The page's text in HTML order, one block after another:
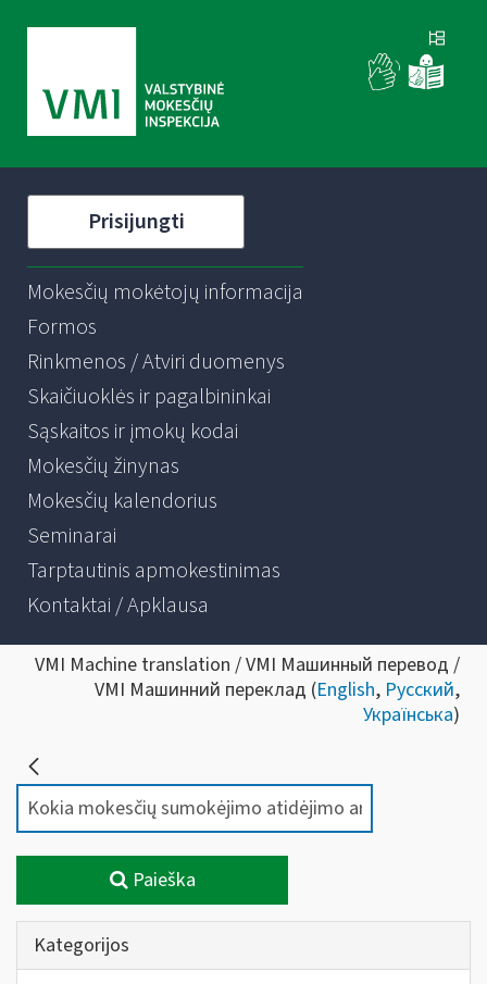
Prisijungti
Mokesčių mokėtojų informacija
Formos
Rinkmenos / Atviri duomenys
Skaičiuoklės ir pagalbininkai
Sąskaitos ir įmokų kodai
Mokesčių žinynas
Mokesčių kalendorius
Seminarai
Tarptautinis apmokestinimas
Kontaktai / Apklausa
VMI Machine translation / VMI Машинный перевод /
VMI Машинний переклад (English, Русский,
Українська)
Paieška
Kategorijos